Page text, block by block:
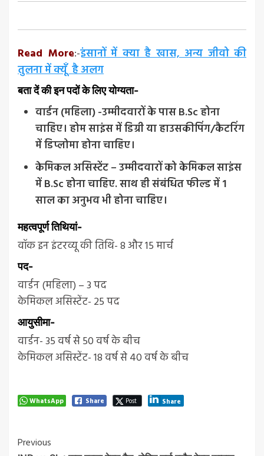
Read More:-इंसानों में क्या है खास, अन्य जीवो की
तुलना में क्यूँ है अलग
बता दें की इन पदों के लिए योग्यता-
वार्डन (महिला) -उम्मीदवारों के पास B.Sc होना
चाहिए। होम साइंस में डिग्री या हाउसकीपिंग/कैटरिंग
में डिप्लोमा होना चाहिए।
केमिकल असिस्टेंट – उम्मीदवारों को केमिकल साइंस
में B.Sc होना चाहिए. साथ ही संबंधित फील्ड में 1
साल का अनुभव भी होना चाहिए।
महत्वपूर्ण तिथियां-
वॉक इन इंटरव्यू की तिथि- 8 और 15 मार्च
पद-
वार्डन (महिला) – 3 पद
केमिकल असिस्टेंट- 25 पद
आयुसीमा-
वार्डन- 35 वर्ष से 50 वर्ष के बीच
केमिकल असिस्टेंट- 18 वर्ष से 40 वर्ष के बीच
WhatsApp Share Post Share
Post
Previous